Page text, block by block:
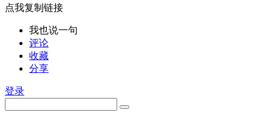
点我复制链接
我也说一句
评论
收藏
分享
登录